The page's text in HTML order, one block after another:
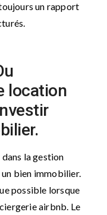
un rapport
location
la gestion
bien immobilier.
possible lorsque
airbnb. Le